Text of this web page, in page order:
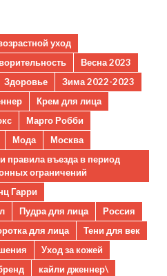
уход
Весна 2023
Здоровье
Зима 2022-2023
Крем для лица
Марго Робби
Мода
Москва
правила въезда в период
ограничений
Гарри
Пудра для лица
Россия
для лица
Тени для век
Уход за кожей
кайли дженнер\